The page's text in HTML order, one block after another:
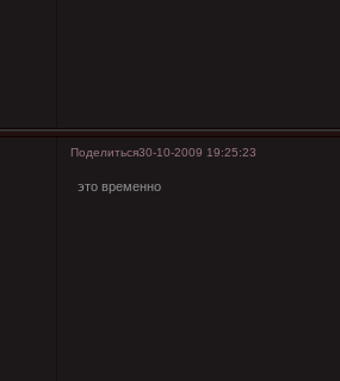
Поделиться30-10-2009 19:25:23
это временно